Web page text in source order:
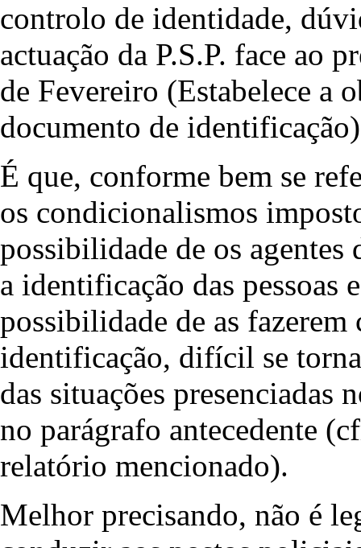
controlo de identidade,
actuação da P.S.P. face ao
de Fevereiro (Estabelece a
documento de
É que, conforme bem se
os condicionalismos
possibilidade de os agentes
a identificação das pessoas
possibilidade de as
identificação, difícil se
das situações presenciadas
no parágrafo antecedente
relatório mencionado).
Melhor precisando, não é